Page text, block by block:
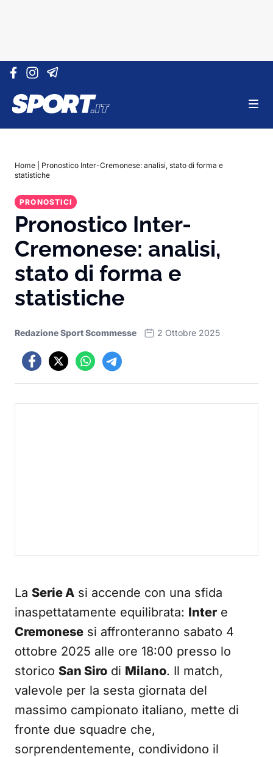
Vai al contenuto
Home
Pronostico Inter-Cremonese: analisi, stato di forma e
statistiche
PRONOSTICI
Pronostico Inter-
Cremonese: analisi,
stato di forma e
statistiche
Redazione Sport Scommesse 2 Ottobre 2025
La Serie A si accende con una sfida
inaspettatamente equilibrata: Inter e
Cremonese si affronteranno sabato 4
ottobre 2025 alle ore 18:00 presso lo
storico San Siro di Milano. Il match,
valevole per la sesta giornata del
massimo campionato italiano, mette di
fronte due squadre che,
sorprendentemente, condividono il